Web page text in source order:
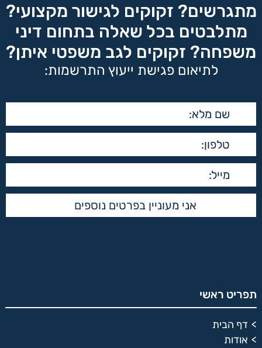
מתגרשים? זקוקים לגישור מקצועי?
מתלבטים בכל שאלה בתחום דיני
משפחה? זקוקים לגב משפטי איתן?
לתיאום פגישת ייעוץ התרשמות:
תפריט ראשי
דף הבית
אודות